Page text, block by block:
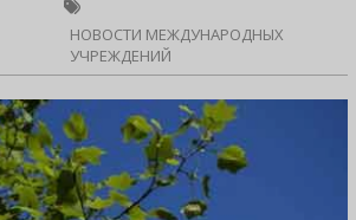
НОВОСТИ МЕЖДУНАРОДНЫХ
УЧРЕЖДЕНИЙ